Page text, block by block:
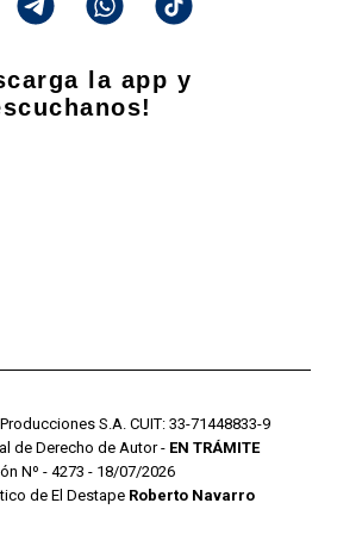
la app y
Producciones S.A. CUIT: 33-71448833-9
de Derecho de Autor - EN TRÁMITE
Nº - 4273 - 18/07/2026
de El Destape Roberto Navarro